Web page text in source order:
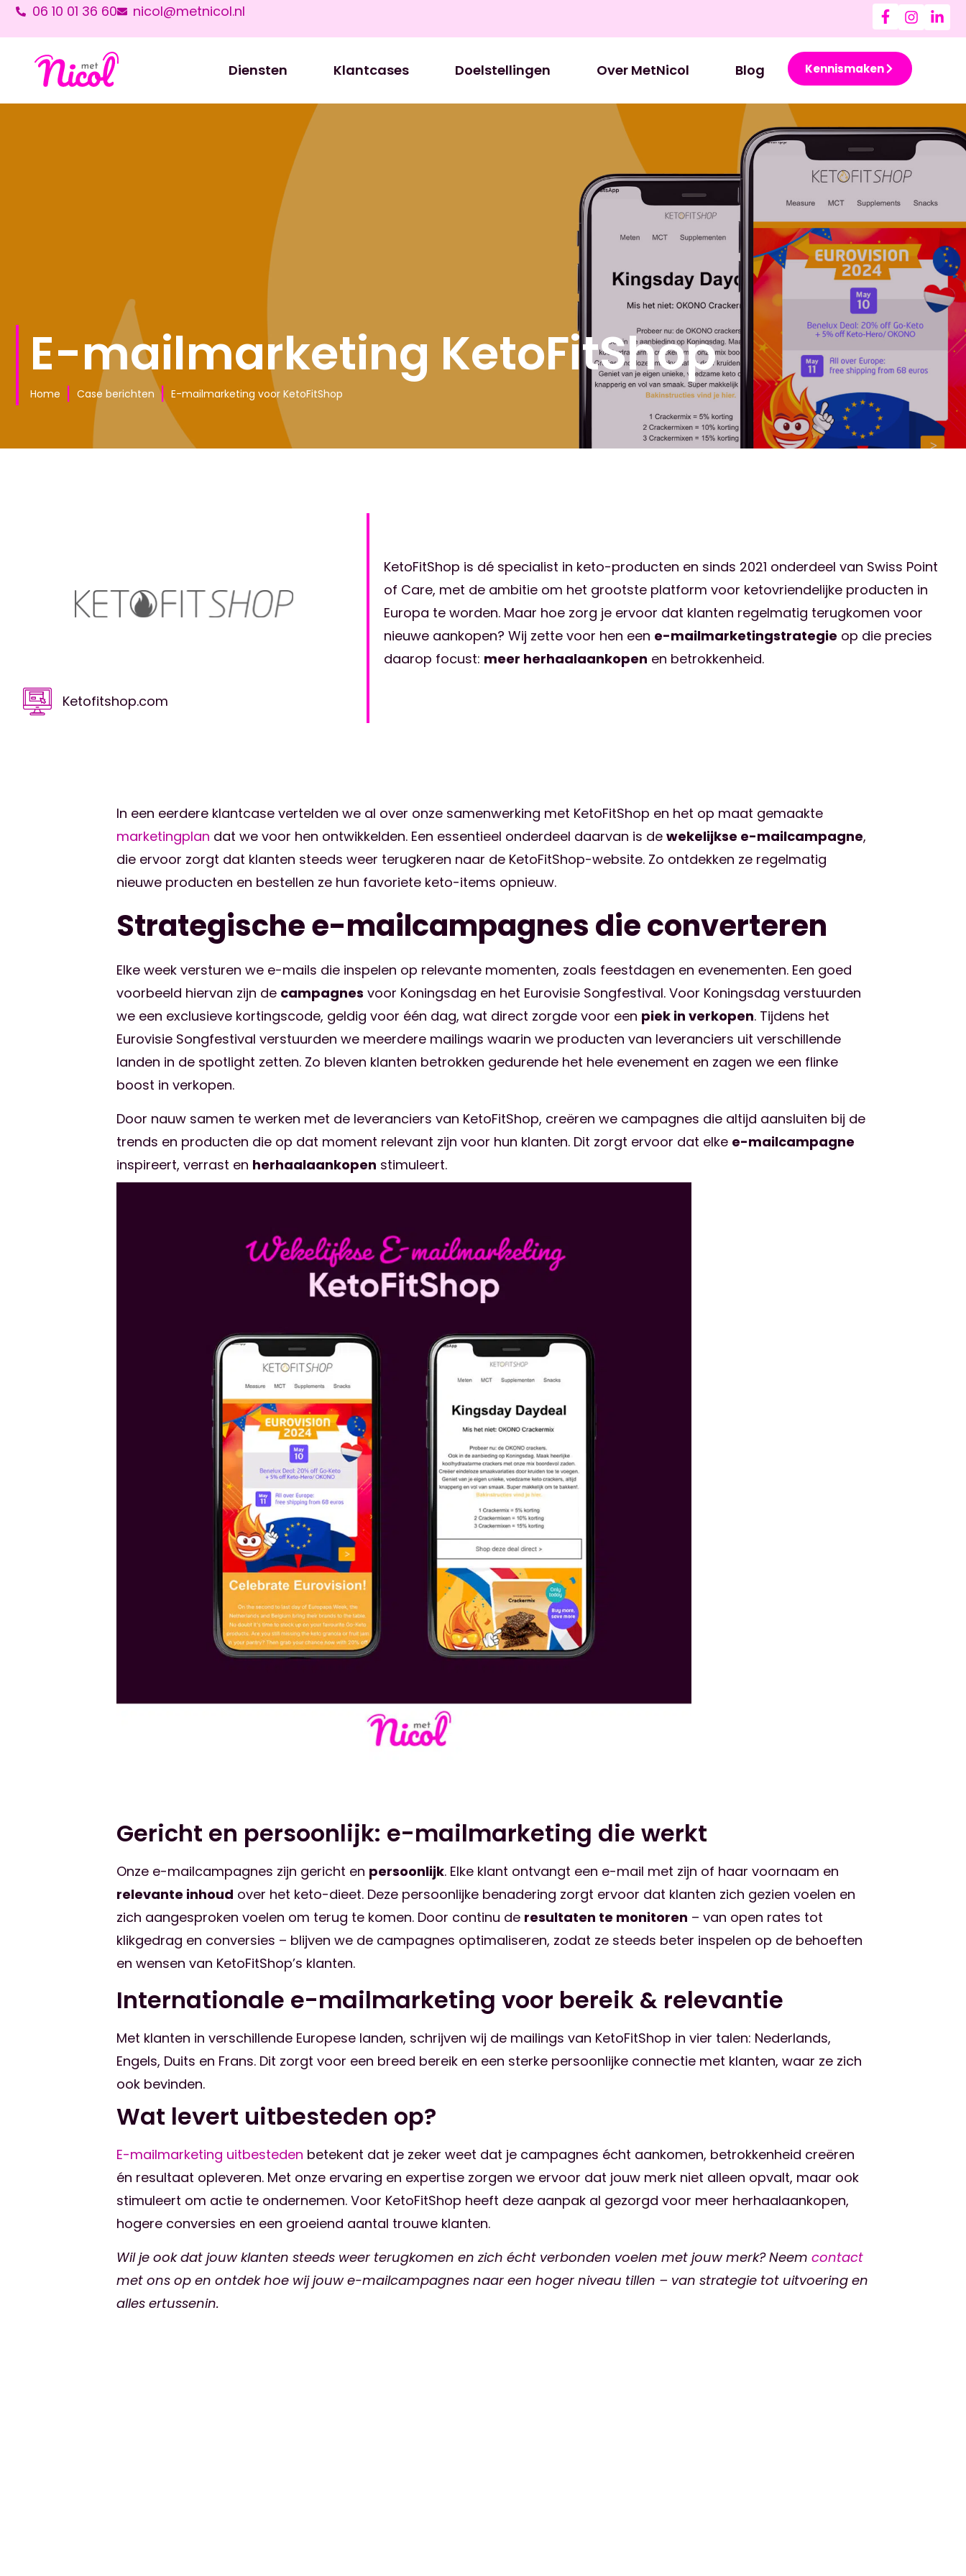
06 10 01 36 60 nicol@metnicol.nl
Diensten Klantcases Doelstellingen Over MetNicol Blog Kennismaken
E-mailmarketing KetoFitShop
Home | Case berichten | E-mailmarketing voor KetoFitShop
Ketofitshop.com
KetoFitShop is dé specialist in keto-producten en sinds 2021 onderdeel van Swiss Point
of Care, met de ambitie om het grootste platform voor ketovriendelijke producten in
Europa te worden. Maar hoe zorg je ervoor dat klanten regelmatig terugkomen voor
nieuwe aankopen? Wij zette voor hen een e-mailmarketingstrategie op die precies
daarop focust: meer herhaalaankopen en betrokkenheid.
In een eerdere klantcase vertelden we al over onze samenwerking met KetoFitShop en het op maat gemaakte
marketingplan dat we voor hen ontwikkelden. Een essentieel onderdeel daarvan is de wekelijkse e-mailcampagne,
die ervoor zorgt dat klanten steeds weer terugkeren naar de KetoFitShop-website. Zo ontdekken ze regelmatig
nieuwe producten en bestellen ze hun favoriete keto-items opnieuw.
Strategische e-mailcampagnes die converteren
Elke week versturen we e-mails die inspelen op relevante momenten, zoals feestdagen en evenementen. Een goed
voorbeeld hiervan zijn de campagnes voor Koningsdag en het Eurovisie Songfestival. Voor Koningsdag verstuurden
we een exclusieve kortingscode, geldig voor één dag, wat direct zorgde voor een piek in verkopen. Tijdens het
Eurovisie Songfestival verstuurden we meerdere mailings waarin we producten van leveranciers uit verschillende
landen in de spotlight zetten. Zo bleven klanten betrokken gedurende het hele evenement en zagen we een flinke
boost in verkopen.
Door nauw samen te werken met de leveranciers van KetoFitShop, creëren we campagnes die altijd aansluiten bij de
trends en producten die op dat moment relevant zijn voor hun klanten. Dit zorgt ervoor dat elke e-mailcampagne
inspireert, verrast en herhaalaankopen stimuleert.
Gericht en persoonlijk: e-mailmarketing die werkt
Onze e-mailcampagnes zijn gericht en persoonlijk. Elke klant ontvangt een e-mail met zijn of haar voornaam en
relevante inhoud over het keto-dieet. Deze persoonlijke benadering zorgt ervoor dat klanten zich gezien voelen en
zich aangesproken voelen om terug te komen. Door continu de resultaten te monitoren – van open rates tot
klikgedrag en conversies – blijven we de campagnes optimaliseren, zodat ze steeds beter inspelen op de behoeften
en wensen van KetoFitShop’s klanten.
Internationale e-mailmarketing voor bereik & relevantie
Met klanten in verschillende Europese landen, schrijven wij de mailings van KetoFitShop in vier talen: Nederlands,
Engels, Duits en Frans. Dit zorgt voor een breed bereik en een sterke persoonlijke connectie met klanten, waar ze zich
ook bevinden.
Wat levert uitbesteden op?
E-mailmarketing uitbesteden betekent dat je zeker weet dat je campagnes écht aankomen, betrokkenheid creëren
én resultaat opleveren. Met onze ervaring en expertise zorgen we ervoor dat jouw merk niet alleen opvalt, maar ook
stimuleert om actie te ondernemen. Voor KetoFitShop heeft deze aanpak al gezorgd voor meer herhaalaankopen,
hogere conversies en een groeiend aantal trouwe klanten.
Wil je ook dat jouw klanten steeds weer terugkomen en zich écht verbonden voelen met jouw merk? Neem contact
met ons op en ontdek hoe wij jouw e-mailcampagnes naar een hoger niveau tillen – van strategie tot uitvoering en
alles ertussenin.